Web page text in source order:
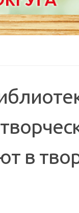
в